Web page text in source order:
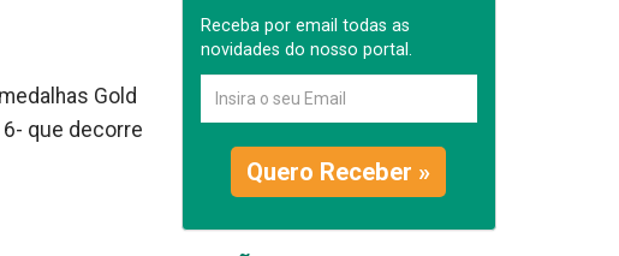
Gold
que decorre
Receba por email todas as
novidades do nosso portal.
Quero Receber »